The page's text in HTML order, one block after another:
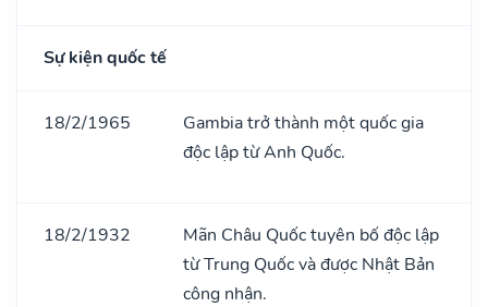
Sự kiện quốc tế
18/2/1965
Gambia trở thành một quốc gia
độc lập từ Anh Quốc.
18/2/1932
Mãn Châu Quốc tuyên bố độc lập
từ Trung Quốc và được Nhật Bản
công nhận.